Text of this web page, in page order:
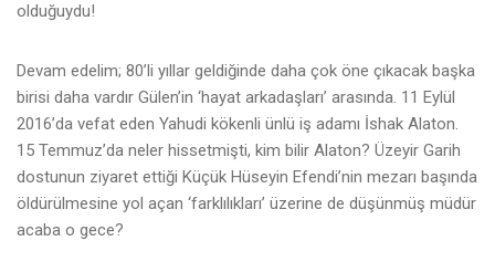
olduğuydu!
Devam edelim; 80’li yıllar geldiğinde daha çok öne çıkacak başka
birisi daha vardır Gülen’in ‘hayat arkadaşları’ arasında. 11 Eylül
2016’da vefat eden Yahudi kökenli ünlü iş adamı İshak Alaton.
15 Temmuz’da neler hissetmişti, kim bilir Alaton? Üzeyir Garih
dostunun ziyaret ettiği Küçük Hüseyin Efendi’nin mezarı başında
öldürülmesine yol açan ‘farklılıkları’ üzerine de düşünmüş müdür
acaba o gece?